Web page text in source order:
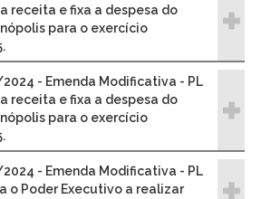
receita e fixa a despesa do
para o exercício
- Emenda Modificativa - PL
receita e fixa a despesa do
para o exercício
- Emenda Modificativa - PL
o Poder Executivo a realizar